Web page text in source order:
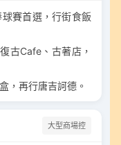
球賽首選，行街食飯
古Cafe、古著店，
，再行唐吉訶德。
大型商場控